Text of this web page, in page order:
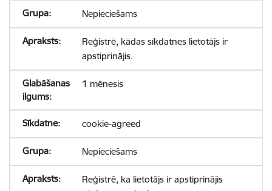
Nepieciešams
Reģistrē, kādas sīkdatnes lietotājs ir
apstiprinājis.
1 mēnesis
cookie-agreed
Nepieciešams
Reģistrē, ka lietotājs ir apstiprinājis